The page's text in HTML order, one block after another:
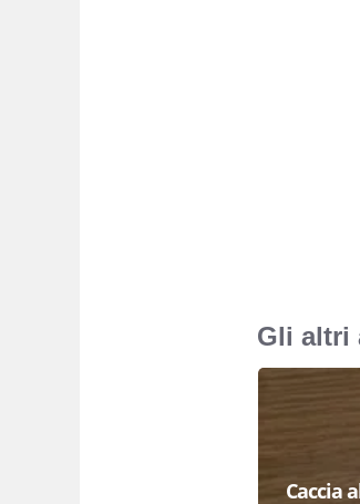
Gli altri
Caccia